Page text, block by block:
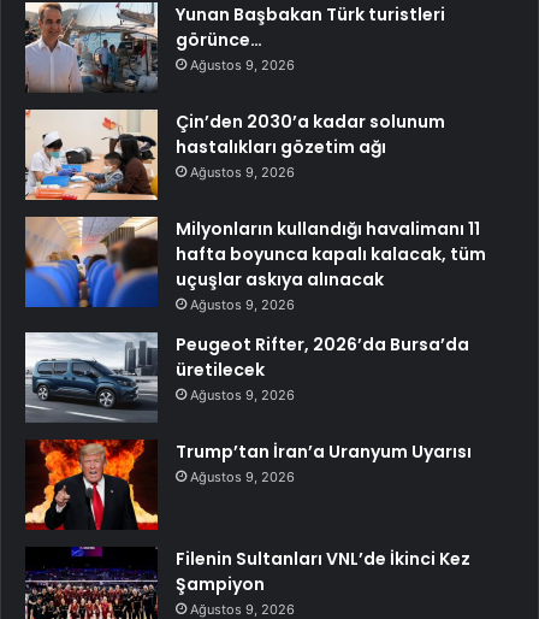
Yunan Başbakan Türk turistleri
görünce…
Ağustos 9, 2026
Çin’den 2030’a kadar solunum
hastalıkları gözetim ağı
Ağustos 9, 2026
Milyonların kullandığı havalimanı 11
hafta boyunca kapalı kalacak, tüm
uçuşlar askıya alınacak
Ağustos 9, 2026
Peugeot Rifter, 2026’da Bursa’da
üretilecek
Ağustos 9, 2026
Trump’tan İran’a Uranyum Uyarısı
Ağustos 9, 2026
Filenin Sultanları VNL’de İkinci Kez
Şampiyon
Ağustos 9, 2026